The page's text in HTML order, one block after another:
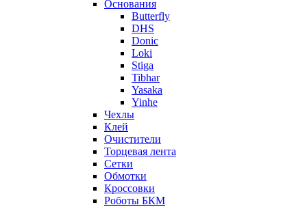
Основания
Butterfly
DHS
Donic
Loki
Stiga
Tibhar
Yasaka
Yinhe
Чехлы
Клей
Очистители
Торцевая лента
Сетки
Обмотки
Кроссовки
Роботы БКМ